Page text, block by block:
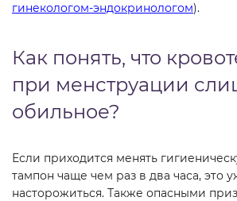
гинекологом-эндокринологом).
Как понять, что
при менструации
обильное?
Если приходится менять
тампон чаще чем раз в два часа, это
насторожиться. Также опасными